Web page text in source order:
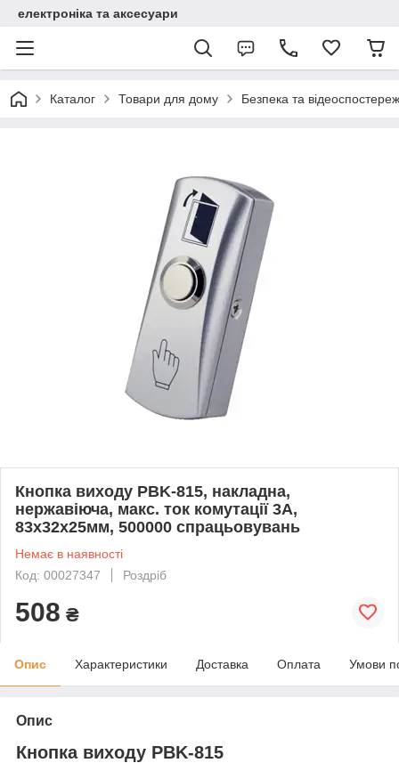
електроніка та аксесуари
Каталог Товари для дому Безпека та
Кнопка виходу PBK-815, накладна,
нержавіюча, макс. ток комутації 3А,
83х32х25мм, 500000 спрацьовувань
Немає в наявності
Код: 00027347
Роздріб
508 ₴
Опис Характеристики Доставка Оплата Умови
Опис
Кнопка виходу PBK-815